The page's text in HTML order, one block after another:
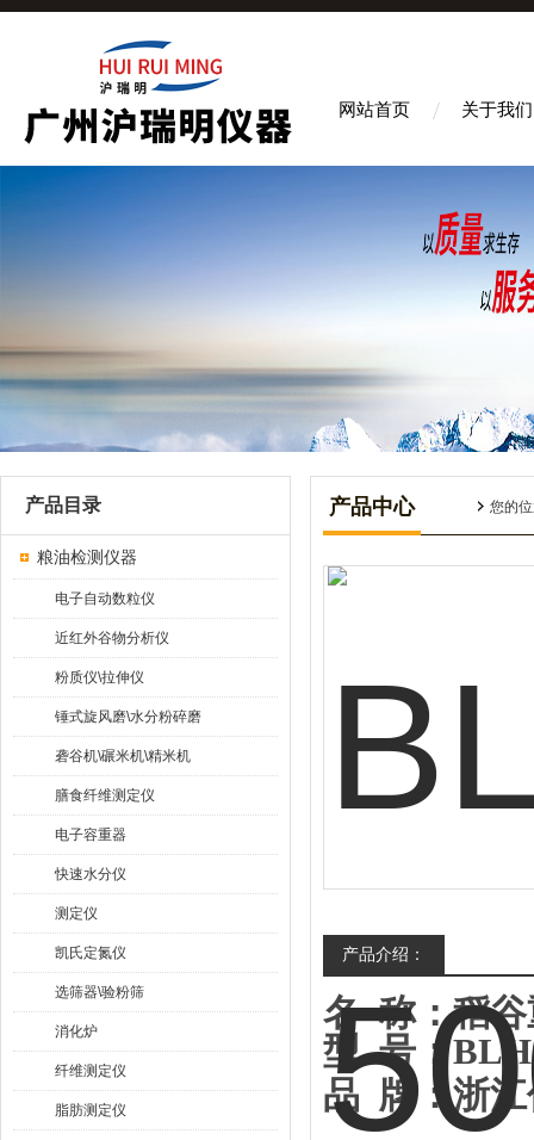
网站首页 关于我们
产品目录
粮油检测仪器
电子自动数粒仪
近红外谷物分析仪
粉质仪\拉伸仪
锤式旋风磨\水分粉碎磨
砻谷机\碾米机\精米机
膳食纤维测定仪
电子容重器
快速水分仪
测定仪
凯氏定氮仪
选筛器\验粉筛
消化炉
纤维测定仪
脂肪测定仪
产品中心 您的
产品介绍：
名 称：稻
型 号：
品 牌：浙江